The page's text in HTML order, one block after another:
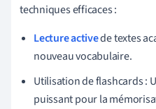
techniques efficaces :
Lecture activede textes
nouveau vocabulaire.
Utilisation de flashcards :
puissant pour la